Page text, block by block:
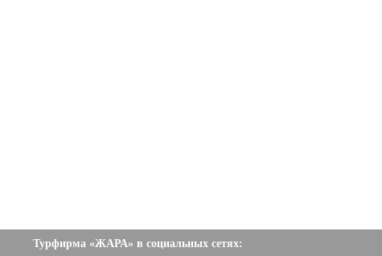
Турфирма «ЖАРА» в социальных сетях: